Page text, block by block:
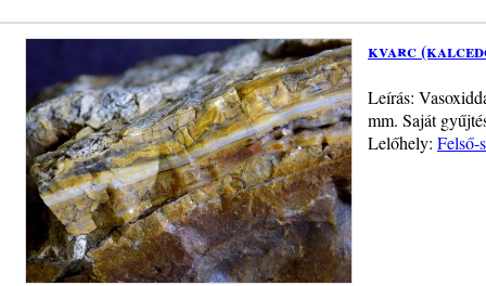
kvarc
Leírás:
mm. Saját
Lelőhely: Felső-